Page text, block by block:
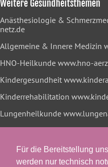
Für die Bereitstellung
werden nur technisch
Weitere Gesundheitsthemen
Anästhesiologie &
netz.de
Allgemeine & Innere Medizin
HNO-Heilkunde www.hno-
Kindergesundheit
Kinderrehabilitation
Lungenheilkunde
Neurologie & Psychiatrie
Onkologische Rehabilitation